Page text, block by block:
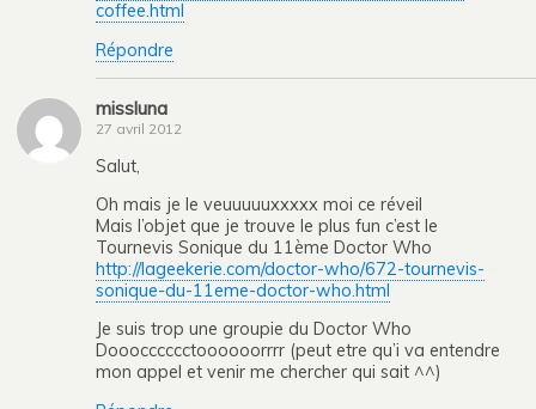
coffee.html
Répondre
missluna
27 avril 2012
Salut,
Oh mais je le veuuuuuxxxxx moi ce réveil
Mais l’objet que je trouve le plus fun c’est le
Tournevis Sonique du 11ème Doctor Who
http://lageekerie.com/doctor-who/672-tournevis-
sonique-du-11eme-doctor-who.html
Je suis trop une groupie du Doctor Who
Dooocccccctoooooorrrr (peut etre qu’i va entendre
mon appel et venir me chercher qui sait ^^)